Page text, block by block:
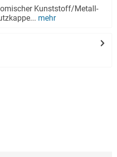
Kunststoff/Metall-
mehr